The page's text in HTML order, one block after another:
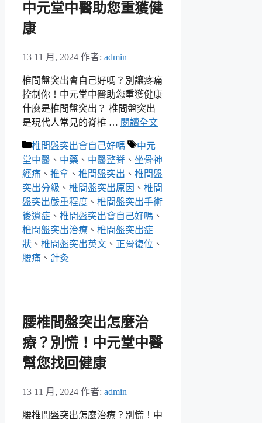
中元堂中醫助您重獲健
康
13 11 月, 2024 作者: admin
椎間盤突出會自己好嗎？別讓疼痛
控制你！中元堂中醫助您重獲健康
什麼是椎間盤突出？ 椎間盤突出
是現代人常見的脊椎 … 閱讀全文
分
類
椎間盤突出會自己好嗎
標
籤
中元
堂中醫 、 中藥 、 中醫整脊 、 坐骨神
經痛 、 推拿 、 椎間盤突出 、 椎間盤
突出分級 、 椎間盤突出原因 、 椎間
盤突出嚴重程度 、 椎間盤突出手術
後遺症 、 椎間盤突出會自己好嗎 、
椎間盤突出治療 、 椎間盤突出症
狀 、 椎間盤突出英文 、 正骨復位 、
腰痛 、 針灸
腰椎間盤突出怎麼治
療？別慌！中元堂中醫
幫您找回健康
13 11 月, 2024 作者: admin
腰椎間盤突出怎麼治療？別慌！中